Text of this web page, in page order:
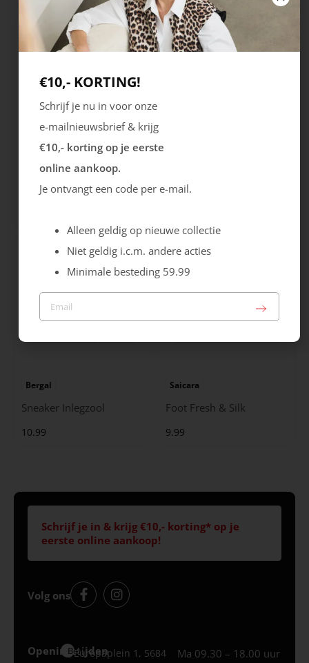
Bergal
Soft Luxury Inlegzool Soft Move Inlegzool
Bergal
Sneaker Inlegzool
10.99
Saicara
Foot Fresh & Silk
9.99
Schrijf je in & krijg €10,- korting* op je
eerste online aankoop!
Volg ons
Openingstijden
Best
Europaplein 1, 5684
Ma 09.30 – 18.00 uur
€10,- KORTING!
Schrijf je nu in voor onze
e-mailnieuwsbrief & krijg
€10,- korting op je eerste
online aankoop.
Je ontvangt een code per e-mail.
Alleen geldig op nieuwe collectie
Niet geldig i.c.m. andere acties
Minimale besteding 59.99